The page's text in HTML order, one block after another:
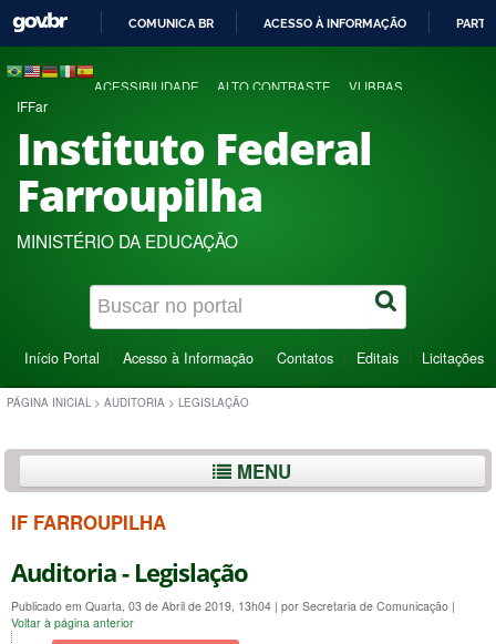
COMUNICA BR ACESSO À INFORMAÇÃO
ACESSIBILIDADE ALTO CONTRASTE VLIBRAS
IFFar
Instituto Federal
Farroupilha
MINISTÉRIO DA EDUCAÇÃO
Início Portal Acesso à Informação Contatos Editais Licitações
PÁGINA INICIAL > AUDITORIA > LEGISLAÇÃO
MENU
IF FARROUPILHA
Auditoria - Legislação
Publicado em Quarta, 03 de Abril de 2019, 13h04 | por Secretaria de Comunicação |
Voltar à página anterior